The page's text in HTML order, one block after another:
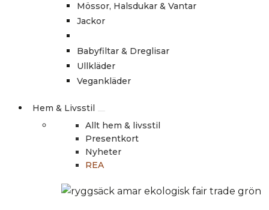
Mössor, Halsdukar & Vantar
Jackor
Babyfiltar & Dreglisar
Ullkläder
Vegankläder
Hem & Livsstil
Allt hem & livsstil
Presentkort
Nyheter
REA